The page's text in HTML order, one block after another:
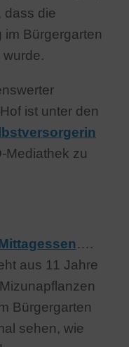
dass die
im Bürgergarten
ist unter den
Mediathek zu
….
aus 11 Jahre
Bürgergarten
sehen, wie